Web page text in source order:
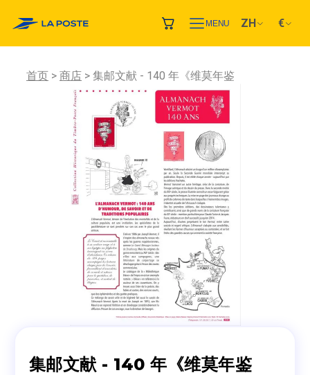
MENU ZH €
首页 商店 集邮文献 - 140 年《维莫年鉴
集邮文献 - 140 年《维莫年鉴